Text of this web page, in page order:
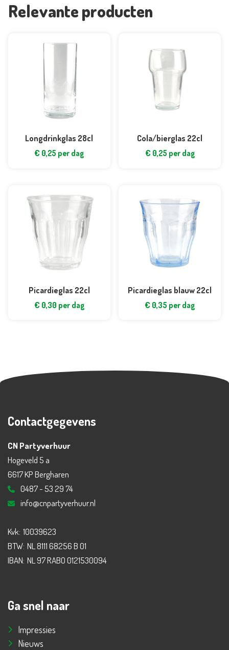
Relevante producten
Longdrinkglas 28cl
€ 0,25 per dag
Cola/bierglas 22cl
€ 0,25 per dag
Picardieglas 22cl
€ 0,30 per dag
Picardieglas blauw 22cl
€ 0,35 per dag
Contactgegevens
CN Partyverhuur
Hogeveld 5 a
6617 KP Bergharen
0487 - 53 29 74
info@cnpartyverhuur.nl
Kvk: 10039623
BTW: NL 8111 68256 B 01
IBAN: NL 97 RABO 0121530094
Ga snel naar
Impressies
Nieuws